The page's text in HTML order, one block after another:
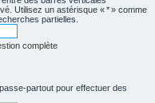
Utilisez un astérisque « * » comme
partielles.
complète
partout pour effectuer des